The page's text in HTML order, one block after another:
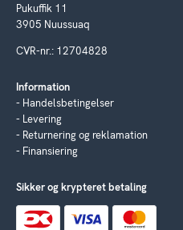
Pukuffik 11
3905 Nuussuaq
CVR-nr.: 12704828
Information
Handelsbetingelser
Levering
Returnering og reklamation
Finansiering
Sikker og krypteret betaling